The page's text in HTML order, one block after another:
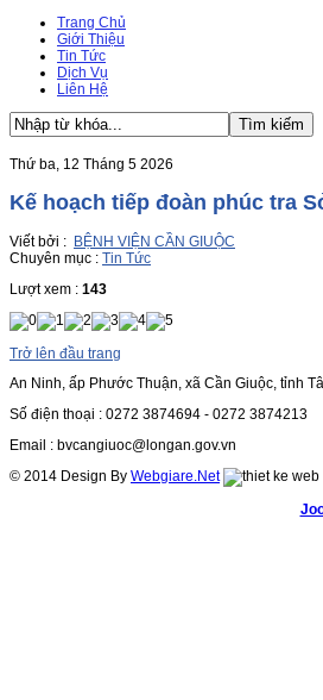
Trang Chủ
Giới Thiệu
Tin Tức
Dịch Vụ
Liên Hệ
Thứ ba, 12 Tháng 5 2026
Kế hoạch tiếp đoàn phúc tra
Viết bởi : BỆNH VIỆN CẦN GIUỘC
Chuyên mục : Tin Tức
Lượt xem : 143
Trở lên đầu trang
An Ninh, ấp Phước Thuận, xã Cần Giuộc, tỉnh
Số điện thoại : 0272 3874694 - 0272 3874213
Email : bvcangiuoc@longan.gov.vn
© 2014 Design By Webgiare.Net